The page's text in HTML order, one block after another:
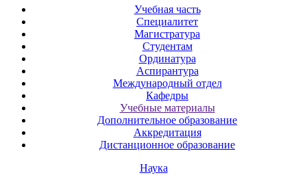
Учебная часть
Специалитет
Магистратура
Студентам
Ординатура
Аспирантура
Международный отдел
Кафедры
Учебные материалы
Дополнительное образование
Аккредитация
Дистанционное образование
Наука